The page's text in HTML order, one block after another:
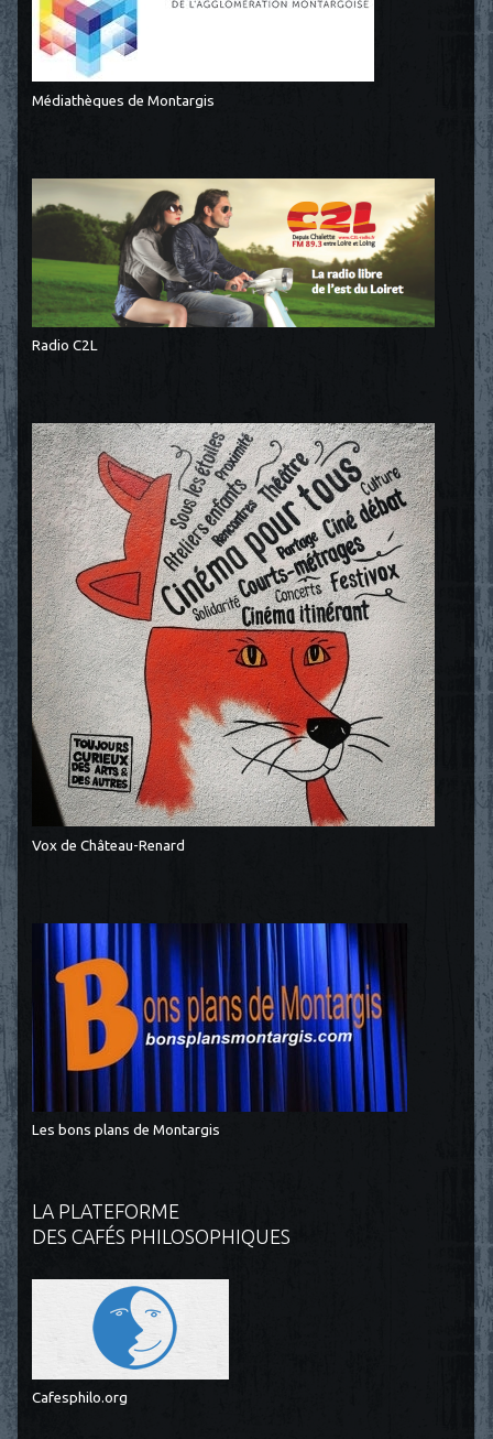
Médiathèques de Montargis
Radio C2L
Vox de Château-Renard
Les bons plans de Montargis
LA PLATEFORME
DES CAFÉS PHILOSOPHIQUES
Cafesphilo.org